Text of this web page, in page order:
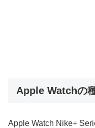
Apple Watchの
Apple Watch Nike+